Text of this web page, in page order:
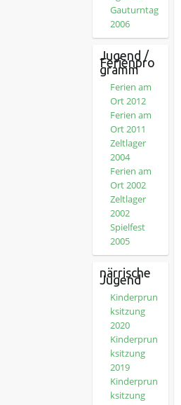
Gauturntag
2006
Jugend /
Ferienpro
gramm
Ferien am
Ort 2012
Ferien am
Ort 2011
Zeltlager
2004
Ferien am
Ort 2002
Zeltlager
2002
Spielfest
2005
närrische
Jugend
Kinderprun
ksitzung
2020
Kinderprun
ksitzung
2019
Kinderprun
ksitzung